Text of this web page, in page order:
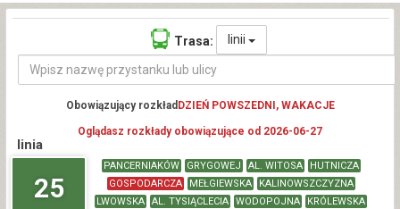
Trasa: linii
Obowiązujący rozkład DZIEŃ POWSZEDNI, WAKACJE
Oglądasz rozkłady obowiązujące od 2026-06-27
linia
25
PANCERNIAKÓW GRYGOWEJ AL. WITOSA
HUTNICZA
GOSPODARCZA
MEŁGIEWSKA
KALINOWSZCZYZNA
LWOWSKA
AL. TYSIĄCLECIA WODOPOJNA
KRÓLEWSKA